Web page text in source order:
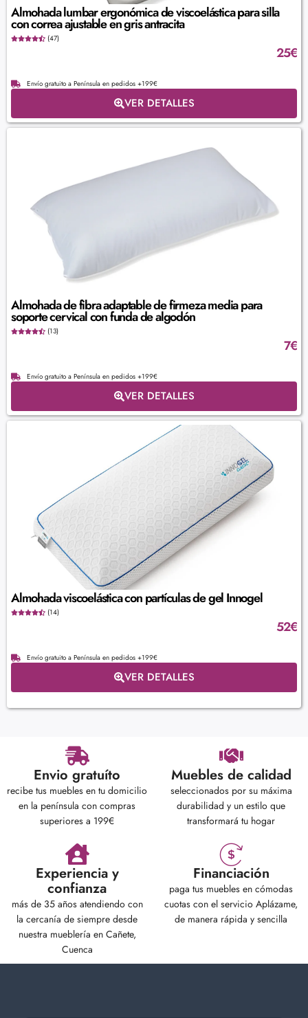
Almohada lumbar ergonómica de viscoelástica para silla
con correa ajustable en gris antracita
(47)
25€
Envío gratuito a Península en pedidos +199€
VER DETALLES
Almohada de fibra adaptable de firmeza media para
soporte cervical con funda de algodón
(13)
7€
Envío gratuito a Península en pedidos +199€
VER DETALLES
Almohada viscoelástica con partículas de gel Innogel
(14)
52€
Envío gratuito a Península en pedidos +199€
VER DETALLES
Envio gratuíto
recibe tus muebles en tu domicilio
en la península con compras
superiores a 199€
Muebles de calidad
seleccionados por su máxima
durabilidad y un estilo que
transformará tu hogar
Experiencia y
confianza
más de 35 años atendiendo con
la cercanía de siempre desde
nuestra mueblería en Cañete,
Cuenca
Financiación
paga tus muebles en cómodas
cuotas con el servicio Aplázame,
de manera rápida y sencilla